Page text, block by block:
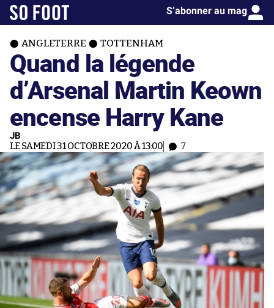
S’abonner au mag
ANGLETERRE TOTTENHAM
Quand la légende
d’Arsenal Martin Keown
encense Harry Kane
JB
LE SAMEDI 31 OCTOBRE 2020 À 13:00 7